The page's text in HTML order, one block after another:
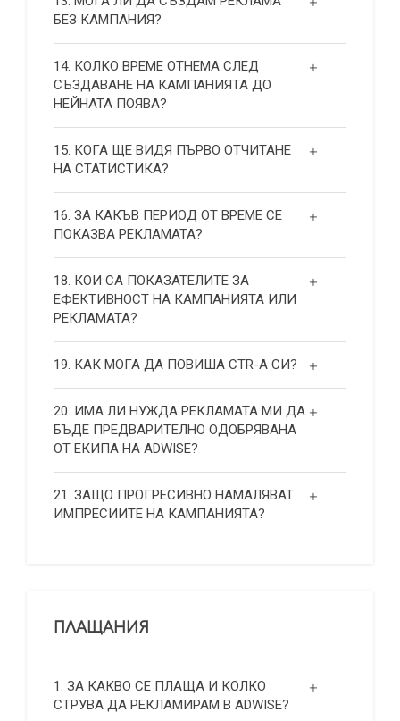
БЕЗ КАМПАНИЯ?
14. КОЛКО ВРЕМЕ ОТНЕМА СЛЕД
СЪЗДАВАНЕ НА КАМПАНИЯТА ДО
НЕЙНАТА ПОЯВА?
15. КОГА ЩЕ ВИДЯ ПЪРВО ОТЧИТАНЕ
НА СТАТИСТИКА?
16. ЗА КАКЪВ ПЕРИОД ОТ ВРЕМЕ СЕ
ПОКАЗВА РЕКЛАМАТА?
18. КОИ СА ПОКАЗАТЕЛИТЕ ЗА
ЕФЕКТИВНОСТ НА КАМПАНИЯТА ИЛИ
РЕКЛАМАТА?
19. КАК МОГА ДА ПОВИША СТR-А СИ?
20. ИМА ЛИ НУЖДА РЕКЛАМАТА МИ ДА
БЪДЕ ПРЕДВАРИТЕЛНО ОДОБРЯВАНА
ОТ ЕКИПА НА ADWISE?
21. ЗАЩО ПРОГРЕСИВНО НАМАЛЯВАТ
ИМПРЕСИИТЕ НА КАМПАНИЯТА?
ПЛАЩАНИЯ
1. ЗА КАКВО СЕ ПЛАЩА И КОЛКО
СТРУВА ДА РЕКЛАМИРАМ В ADWISE?